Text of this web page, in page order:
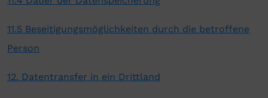
11.5 Beseitigungsmöglichkeiten durch die betroffene
Person
12. Datentransfer in ein Drittland